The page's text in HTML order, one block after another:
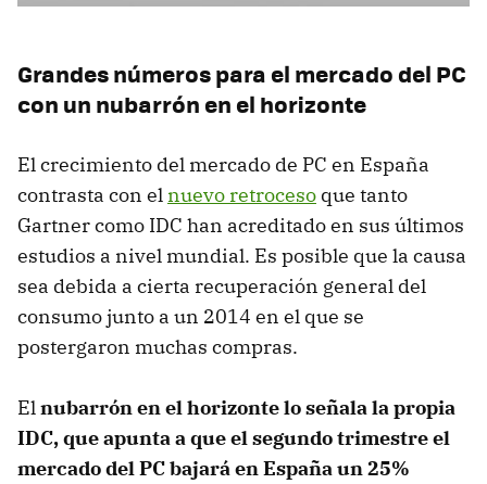
Grandes números para el mercado del PC
con un nubarrón en el horizonte
El crecimiento del mercado de PC en España
contrasta con elnuevo retroceso que tanto
Gartner como IDC han acreditado en sus últimos
estudios a nivel mundial. Es posible que la causa
sea debida a cierta recuperación general del
consumo junto a un 2014 en el que se
postergaron muchas compras.
Elnubarrón en el horizonte lo señala la propia
IDC, que apunta a que el segundo trimestre el
mercado del PC bajará en España un 25%